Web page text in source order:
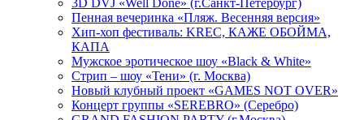
3D DVJ «Well Done» (г.Санкт-Петербург)
Пенная вечеринка «Пляж. Весенняя версия»
Хип-хоп фестиваль: KREC, КАЖЕ ОБОЙМА,
КАПА
Мужское эротическое шоу «Black & White»
Стрип – шоу «Тени» (г. Москва)
Новый клубный проект «GAMES NOT OVER»
Концерт группы «SEREBRO» (Серебро)